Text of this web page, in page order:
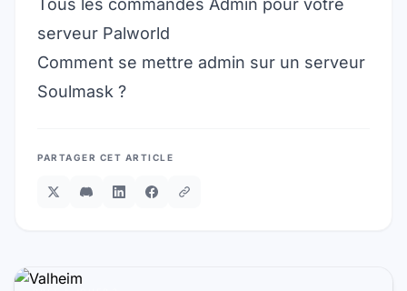
Tous les commandes Admin pour votre
serveur Palworld
Comment se mettre admin sur un serveur
Soulmask ?
PARTAGER CET ARTICLE